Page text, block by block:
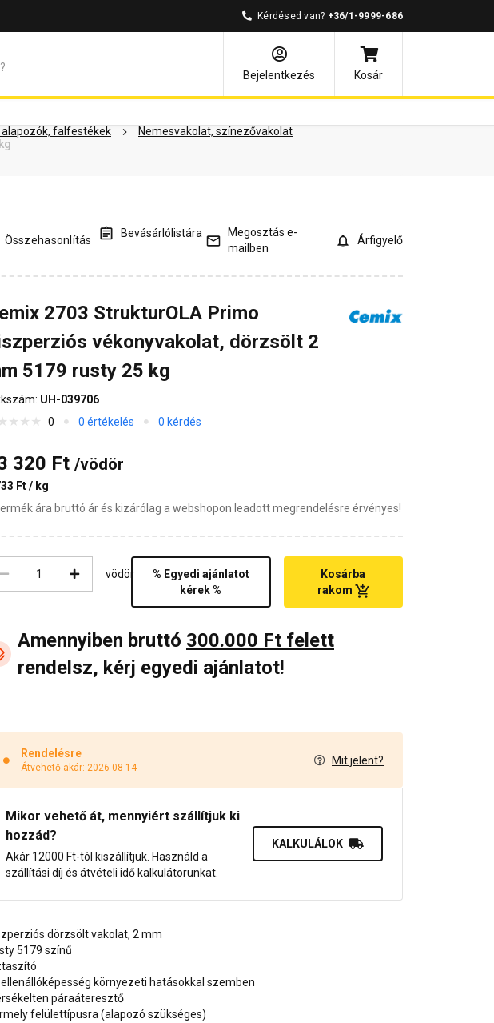
Kérdésed van? +36/1-9999-686
Bejelentkezés
Kosár
alapozók, falfestékek
Nemesvakolat, színezővakolat
Vásárlói vélemények Kérdések és válaszok
Összehasonlítás
Bevásárlólistára
Megosztás e-
mailben
Árfigyelő
2703 StrukturOLA Primo
vékonyvakolat, dörzsölt 2
5179 rusty 25 kg
UH-039706
0
0 értékelés 0 kérdés
320 Ft /vödör
Ft / kg
ára bruttó ár és kizárólag a webshopon leadott megrendelésre érvényes!
vödör
% Egyedi ajánlatot
kérek %
Kosárba
rakom
Amennyiben bruttó 300.000 Ft felett
rendelsz, kérj egyedi ajánlatot!
Rendelésre
Átvehető akár: 2026-08-14
Mit jelent?
Mikor vehető át, mennyiért szállítjuk ki
hozzád?
Akár 12000 Ft-tól kiszállítjuk. Használd a
szállítási díj és átvételi idő kalkulátorunkat.
KALKULÁLOK
dörzsölt vakolat, 2 mm
5179 színű
környezeti hatásokkal szemben
páraáteresztő
felülettípusra (alapozó szükséges)